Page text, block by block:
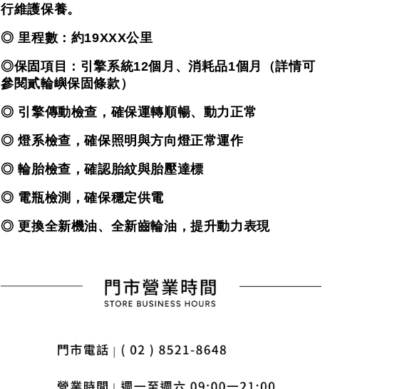
行維護保養。
◎ 里程數：約19XXX公里
◎保固項目：引擎系統12個月、消耗品1個月（詳情可
參閱貳輪嶼保固條款）
◎ 引擎傳動檢查，確保運轉順暢、動力正常
◎ 燈系檢查，確保照明與方向燈正常運作
◎ 輪胎檢查，確認胎紋與胎壓達標
◎ 電瓶檢測，確保穩定供電
◎ 更換全新機油、全新齒輪油，提升動力表現